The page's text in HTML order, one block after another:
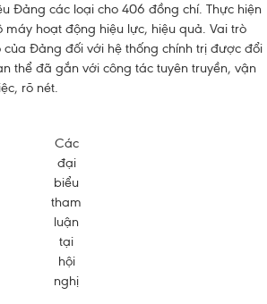
Đảng các loại cho 406 đồng chí. Thực hiện
máy hoạt động hiệu lực, hiệu quả. Vai trò
Đảng đối với hệ thống chính trị được đổi
thể đã gắn với công tác tuyên truyền, vận
rõ nét.
Các
đại
biểu
tham
luận
tại
hội
nghị